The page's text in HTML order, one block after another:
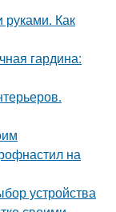
руками. Как
гардина:
на
устройства